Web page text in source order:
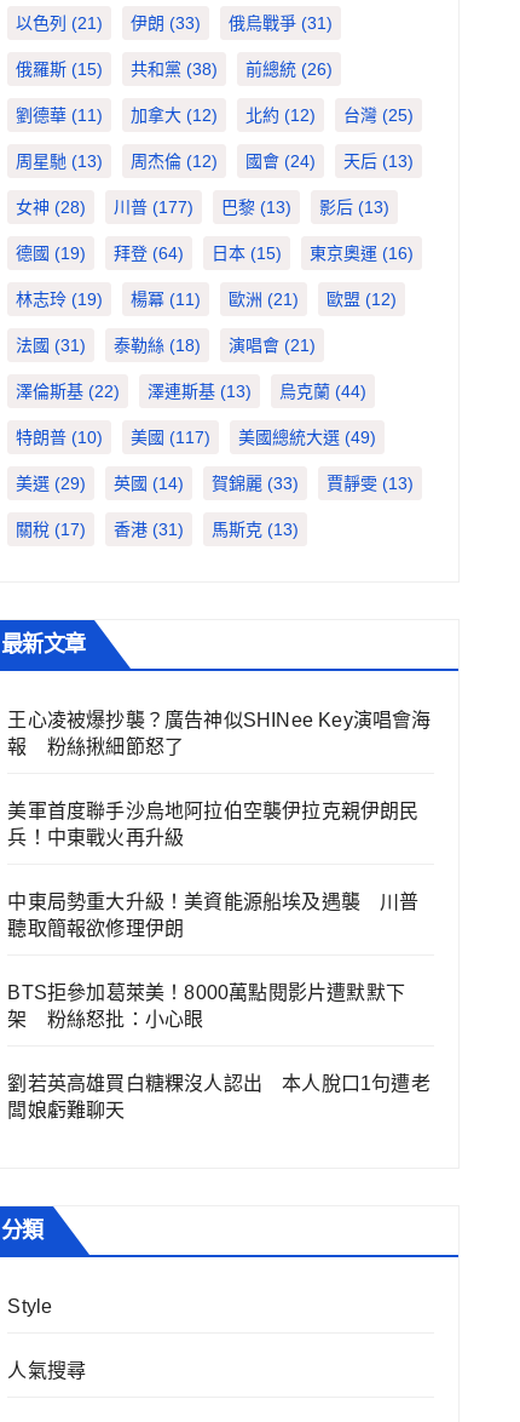
以色列 (21) 伊朗 (33) 俄烏戰爭 (31)
俄羅斯 (15) 共和黨 (38) 前總統 (26)
劉德華 (11) 加拿大 (12) 北約 (12) 台灣 (25)
周星馳 (13) 周杰倫 (12) 國會 (24) 天后 (13)
女神 (28) 川普 (177) 巴黎 (13) 影后 (13)
德國 (19) 拜登 (64) 日本 (15) 東京奧運 (16)
林志玲 (19) 楊冪 (11) 歐洲 (21) 歐盟 (12)
法國 (31) 泰勒絲 (18) 演唱會 (21)
澤倫斯基 (22) 澤連斯基 (13) 烏克蘭 (44)
特朗普 (10) 美國 (117) 美國總統大選 (49)
美選 (29) 英國 (14) 賀錦麗 (33) 賈靜雯 (13)
關稅 (17) 香港 (31) 馬斯克 (13)
最新文章
王心凌被爆抄襲？廣告神似SHINee Key演唱會海
報 粉絲揪細節怒了
美軍首度聯手沙烏地阿拉伯空襲伊拉克親伊朗民
兵！中東戰火再升級
中東局勢重大升級！美資能源船埃及遇襲 川普
聽取簡報欲修理伊朗
BTS拒參加葛萊美！8000萬點閱影片遭默默下
架 粉絲怒批：小心眼
劉若英高雄買白糖粿沒人認出 本人脫口1句遭老
闆娘虧難聊天
分類
Style
人氣搜尋